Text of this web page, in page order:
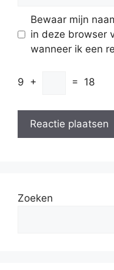
Bewaar mijn
in deze browser
wanneer ik een
9 + = 18
Zoeken